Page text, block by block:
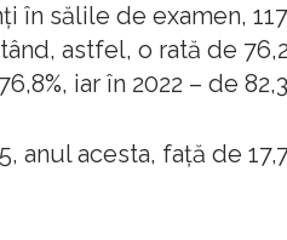
în sălile de examen,
astfel, o rată de
iar în 2022 – de
acesta, faţă de